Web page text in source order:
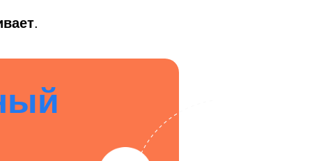
.